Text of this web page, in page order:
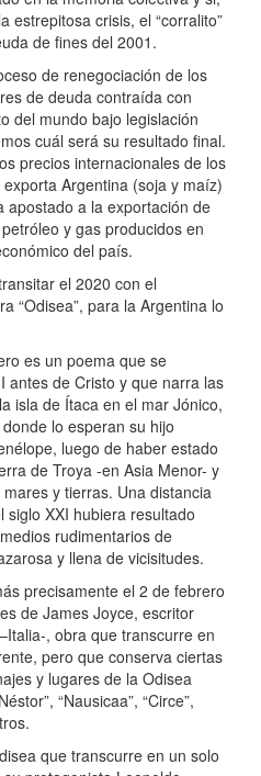
estrepitosa crisis, el “corralito”
de fines del 2001.
de renegociación de los
de deuda contraída con
del mundo bajo legislación
cuál será su resultado final.
precios internacionales de los
Argentina (soja y maíz)
a la exportación de
y gas producidos en
del país.
el 2020 con el
“Odisea”, para la Argentina lo
es un poema que se
antes de Cristo y que narra las
isla de Ítaca en el mar Jónico,
lo esperan su hijo
luego de haber estado
de Troya -en Asia Menor- y
y tierras. Una distancia
XXI hubiera resultado
rudimentarios de
y llena de vicisitudes.
precisamente el 2 de febrero
de James Joyce, escritor
, obra que transcurre en
pero que conserva ciertas
y lugares de la Odisea
“Nausicaa”, “Circe”,
que transcurre en un solo